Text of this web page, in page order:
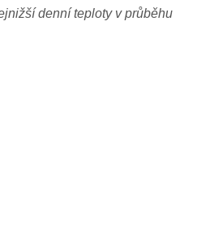
denní teploty v průběhu